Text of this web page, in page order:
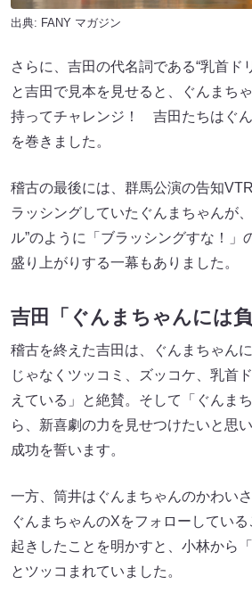
出典: FANY マガジン
さらに、吉田の代名詞である“乳首ド
と吉田で見本を見せると、ぐんまち
持ってチャレンジ！ 吉田たちはぐ
を巻きました。
稽古の最後には、群馬公演の告知
ラッシングしていたぐんまちゃんが
ル”のように「ブラッシングすな！」
盛り上がりする一幕もありました。
吉田「ぐんまちゃんには
稽古を終えた吉田は、ぐんまちゃん
じゃなくツッコミ、ズッコケ、乳首
えている」と絶賛。そして「ぐんま
ら、新喜劇の力を見せつけたいと思
成功を誓います。
一方、筒井はぐんまちゃんのかわい
ぐんまちゃんのXをフォローしてい
起きしたことを明かすと、小林から
とツッコまれていました。